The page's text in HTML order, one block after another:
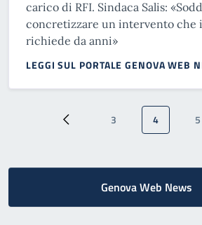
carico di RFI. Sindaca Salis:
concretizzare un intervento
richiede da anni»
LEGGI SUL PORTALE GENOVA WEB
Paginazione
Pagina precedente
Pagina
3 Pagina
4 5
Genova Web News